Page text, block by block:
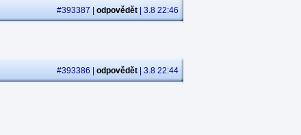
#393387 | odpovědět | 3.8 22:46
#393386 | odpovědět | 3.8 22:44